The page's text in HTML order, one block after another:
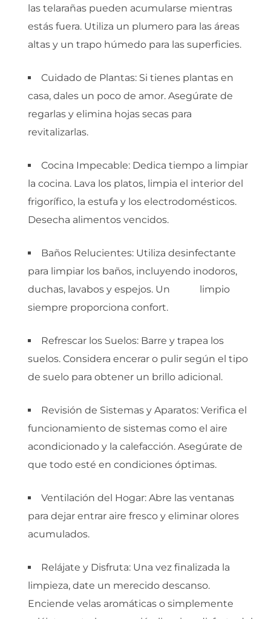
las telarañas pueden acumularse mientras
estás fuera. Utiliza un plumero para las áreas
altas y un trapo húmedo para las superficies.
Cuidado de Plantas: Si tienes plantas en
casa, dales un poco de amor. Asegúrate de
regarlas y elimina hojas secas para
revitalizarlas.
Cocina Impecable: Dedica tiempo a limpiar
la cocina. Lava los platos, limpia el interior del
frigorífico, la estufa y los electrodomésticos.
Desecha alimentos vencidos.
Baños Relucientes: Utiliza desinfectante
para limpiar los baños, incluyendo inodoros,
duchas, lavabos y espejos. Un
limpio
siempre proporciona confort.
Refrescar los Suelos: Barre y trapea los
suelos. Considera encerar o pulir según el tipo
de suelo para obtener un brillo adicional.
Revisión de Sistemas y Aparatos: Verifica el
funcionamiento de sistemas como el aire
acondicionado y la calefacción. Asegúrate de
que todo esté en condiciones óptimas.
Ventilación del Hogar: Abre las ventanas
para dejar entrar aire fresco y eliminar olores
acumulados.
Relájate y Disfruta: Una vez finalizada la
limpieza, date un merecido descanso.
Enciende velas aromáticas o simplemente